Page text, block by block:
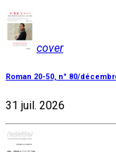
cover
Roman 20-50, n° 80/
31 juil. 2026